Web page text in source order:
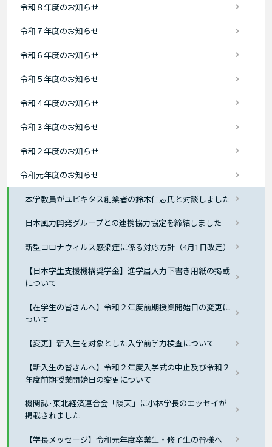
令和８年度のお知らせ
令和７年度のお知らせ
令和６年度のお知らせ
令和５年度のお知らせ
令和４年度のお知らせ
令和３年度のお知らせ
令和２年度のお知らせ
令和元年度のお知らせ
本学教員がユビキタス創業者の鈴木仁志氏と対談しました
日本風力開発グループとの連携協力協定を締結しました
新型コロナウィルス感染症に係る対応方針（4月1日改定）
【日本学生支援機構奨学金】進学届入力下書き用紙の掲載
について
【在学生の皆さんへ】令和２年度前期授業開始日の変更に
ついて
【変更】新入生を対象とした入学前学力検査について
【新入生の皆さんへ】令和２年度入学式の中止及び令和２
年度前期授業開始日の変更について
機関誌･東北経済連合会「談天」に小林学長のエッセイが
掲載されました
【学長メッセージ】令和元年度卒業生・修了生の皆様へ